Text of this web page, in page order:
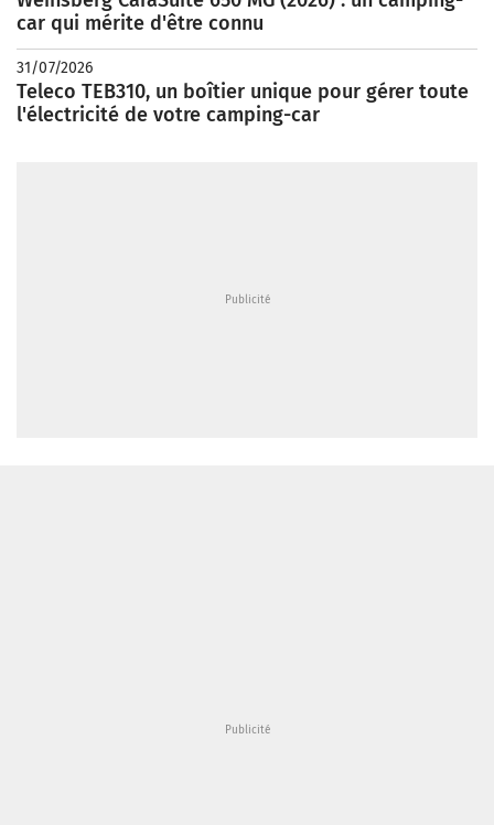
car qui mérite d'être connu
31/07/2026
Teleco TEB310, un boîtier unique pour gérer toute
l'électricité de votre camping-car